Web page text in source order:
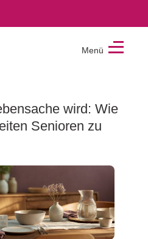
Menü
wird: Wie
Senioren zu